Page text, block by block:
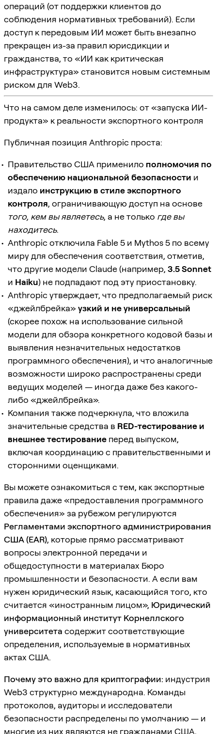
операций (от поддержки клиентов до
соблюдения нормативных требований). Если
доступ к передовым ИИ может быть внезапно
прекращен из-за правил юрисдикции и
гражданства, то «ИИ как критическая
инфраструктура» становится новым системным
риском для Web3.
Что на самом деле изменилось: от «запуска ИИ-
продукта» к реальности экспортного контроля
Публичная позиция Anthropic проста:
Правительство США применило полномочия по
обеспечению национальной безопасности и
издало инструкцию в стиле экспортного
контроля, ограничивающую доступ на основе
того, кем вы являетесь, а не только где вы
находитесь.
Anthropic отключила Fable 5 и Mythos 5 по всему
миру для обеспечения соответствия, отметив,
что другие модели Claude (например, 3.5 Sonnet
и Haiku) не подпадают под эту приостановку.
Anthropic утверждает, что предполагаемый риск
«джейлбрейка» узкий и не универсальный
(скорее похож на использование сильной
модели для обзора конкретного кодовой базы и
выявления незначительных недостатков
программного обеспечения), и что аналогичные
возможности широко распространены среди
ведущих моделей — иногда даже без какого-
либо «джейлбрейка».
Компания также подчеркнула, что вложила
значительные средства в RED-тестирование и
внешнее тестирование перед выпуском,
включая координацию с правительственными и
сторонними оценщиками.
Вы можете ознакомиться с тем, как экспортные
правила даже «предоставления программного
обеспечения» за рубежом регулируются
Регламентами экспортного администрирования
США (EAR), которые прямо рассматривают
вопросы электронной передачи и
общедоступности в материалах Бюро
промышленности и безопасности. А если вам
нужен юридический язык, касающийся того, кто
считается «иностранным лицом», Юридический
информационный институт Корнеллского
университета содержит соответствующие
определения, используемые в нормативных
актах США.
Почему это важно для криптографии: индустрия
Web3 структурно международна. Команды
протоколов, аудиторы и исследователи
безопасности распределены по умолчанию — и
многие из них являются не гражданами США,